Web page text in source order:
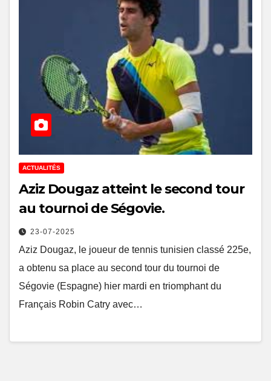
ACTUALITÉS
Aziz Dougaz atteint le second tour
au tournoi de Ségovie.
23-07-2025
Aziz Dougaz, le joueur de tennis tunisien classé 225e,
a obtenu sa place au second tour du tournoi de
Ségovie (Espagne) hier mardi en triomphant du
Français Robin Catry avec…